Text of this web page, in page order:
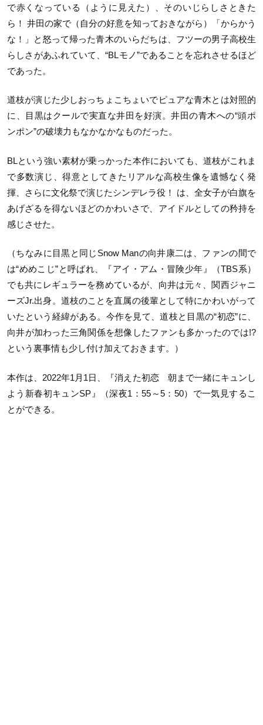
で赤くなっている（ように見えた）、そのいじらしさときた
ら！ 井田の家で（自分の好意を知っておきながら）「からかう
な！」と怒って帰った青木のいらだちは、フツーの男子高校生
らしさがあふれていて、“BLモノ”であることを忘れさせるほど
であった。
道枝が演じた少しおっちょこちょいでピュアな青木とは対照的
に、目黒はクールで実直な井田を好演。井田の青木への“頭ポ
ンポン”の破壊力もなかなかなものだった。
BLという強い素材が乗っかった本作においても、道枝がこれま
で多数演じ、得意としてきたリアルな高校生像を遺憾なく発
揮、さらに文化祭で演じたシンデレラ役！ は、全女子が白旗を
あげざるを得ないほどのかわいさで、アイドルとしての矜持を
感じさせた。
（ちなみに目黒と同じSnow Manの向井康二は、ファンの間で
は“めめこじ”と呼ばれ、『アイ・アム・冒険少年』（TBS系）
でも共にレギュラーを務めているが、向井は元々、関西ジャニ
ーズJr.出身。道枝のことを直属の後輩として特にかわいがって
いたという経緯がある。今作を見て、道枝と目黒の“初恋”に、
向井が加わった三角関係を想像したファンも多かったのでは!?
という裏事情も少し付け加えておきます。）
本作は、2022年1月1日、『消えた初恋 朝まで一緒にキュンし
よう新春初キュンSP』（深夜1：55～5：50）で一気見するこ
とができる。